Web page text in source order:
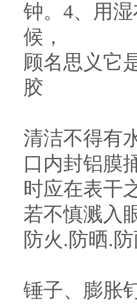
钟。4、用
候，
顾名思义它
胶
清洁不得有
口内封铝膜
时应在表干
若不慎溅入
防火.防晒.防
锤子、膨胀